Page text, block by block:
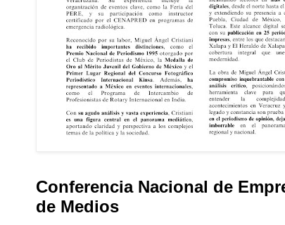
Conferencia Nacional de
de Medios